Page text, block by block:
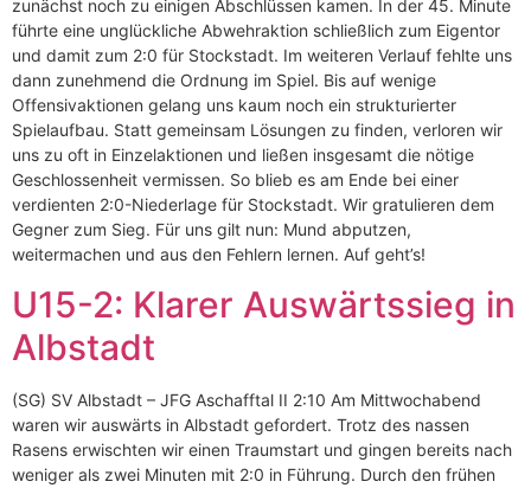
zunächst noch zu einigen Abschlüssen kamen. In der 45. Minute
führte eine unglückliche Abwehraktion schließlich zum Eigentor
und damit zum 2:0 für Stockstadt. Im weiteren Verlauf fehlte uns
dann zunehmend die Ordnung im Spiel. Bis auf wenige
Offensivaktionen gelang uns kaum noch ein strukturierter
Spielaufbau. Statt gemeinsam Lösungen zu finden, verloren wir
uns zu oft in Einzelaktionen und ließen insgesamt die nötige
Geschlossenheit vermissen. So blieb es am Ende bei einer
verdienten 2:0-Niederlage für Stockstadt. Wir gratulieren dem
Gegner zum Sieg. Für uns gilt nun: Mund abputzen,
weitermachen und aus den Fehlern lernen. Auf geht’s!
U15-2: Klarer Auswärtssieg in
Albstadt
(SG) SV Albstadt – JFG Aschafftal II 2:10 Am Mittwochabend
waren wir auswärts in Albstadt gefordert. Trotz des nassen
Rasens erwischten wir einen Traumstart und gingen bereits nach
weniger als zwei Minuten mit 2:0 in Führung. Durch den frühen